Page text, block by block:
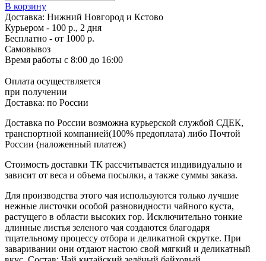
В корзину
Доставка: Нижний Новгород и Кстово
Курьером - 100 р., 2 дня
Бесплатно - от 1000 р.
Самовывоз
Время работы с 8:00 до 16:00
Оплата осуществляется
при получении
Доставка: по России
Доставка по России возможна курьерской службой СДЕК,
транспортной компанией(100% предоплата) либо Почтой
России (наложенный платеж)
Стоимость доставки ТК рассчитывается индивидуально и
зависит от веса и объема посылки, а также суммы заказа.
Для производства этого чая используются только лучшие
нежные листочки особой разновидности чайного куста,
растущего в области высоких гор. Исключительно тонкие
длинные листья зеленого чая создаются благодаря
тщательному процессу отбора и деликатной скрутке. При
заваривании они отдают настою свой мягкий и деликатный